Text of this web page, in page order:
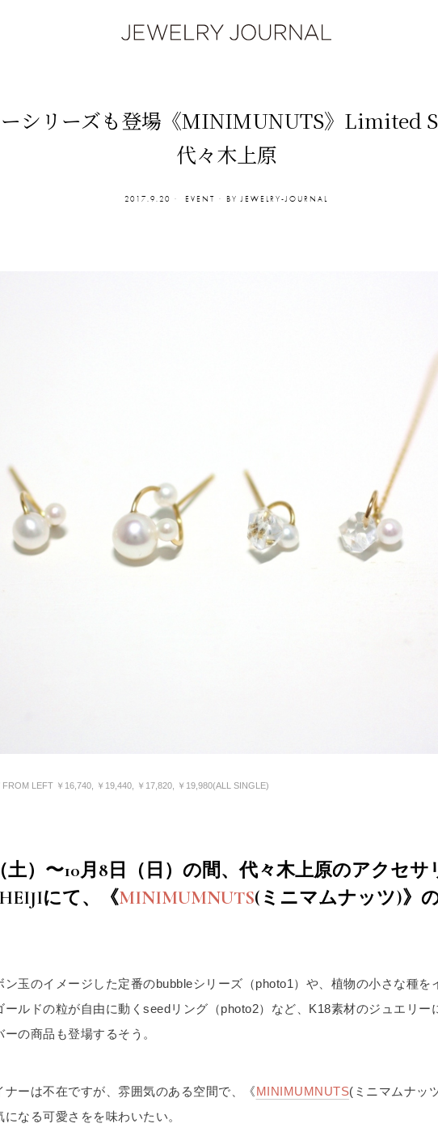
ーシリーズも登場《MINIMUNUTS》Limited
代々木上原
2017.9.20 EVENT BY JEWELRY-JOURNAL
LEFT ￥16,740, ￥19,440, ￥17,820, ￥19,980(ALL SINGLE)
土）〜10月8日（日）の間、代々木上原のアクセ
にて、《MINIMUMNUTS(ミニマムナッツ)》
ン玉のイメージした定番のbubbleシリーズ（photo1）や、植物の小さな種を
ールドの粒が自由に動くseedリング（photo2）など、K18素材のジュエリー
ーの商品も登場するそう。
ナーは不在ですが、雰囲気のある空間で、《 MINIMUMNUTS(ミニマムナッ
になる可愛さをを味わいたい。